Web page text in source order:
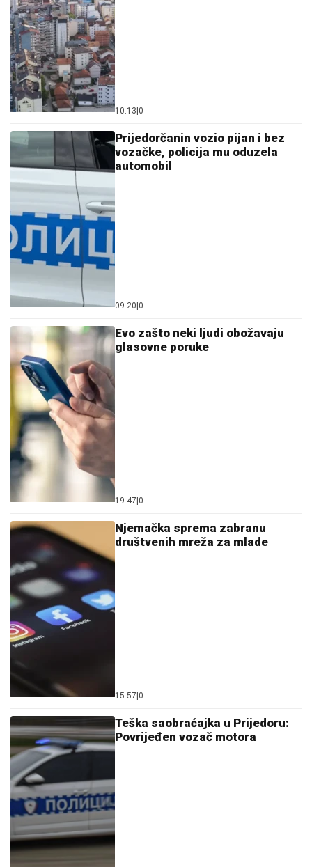
10:13 0
Prijedorčanin vozio pijan i bez
vozačke, policija mu oduzela
automobil
09:20 0
Evo zašto neki ljudi obožavaju
glasovne poruke
19:47 0
Njemačka sprema zabranu
društvenih mreža za mlade
15:57 0
Teška saobraćajka u Prijedoru:
Povrijeđen vozač motora